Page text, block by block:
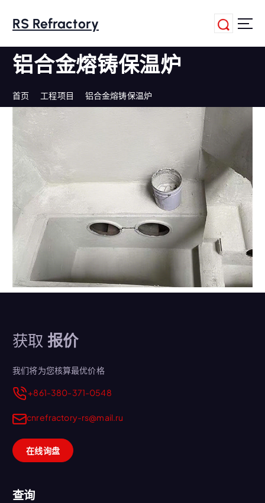
内
RS Refractory
铝合金熔铸保温炉
首页 工程项目 铝合金熔铸保温炉
获取 报价
我们将为您核算最优价格
+861-380-371-0548
cnrefractory-rs@mail.ru
在线询盘
查询